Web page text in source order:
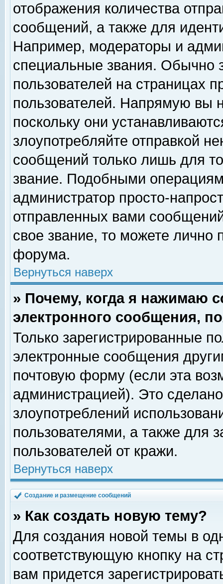
отображения количества
сообщений, а также для
Например, модераторы и
специальные звания. Обычно
пользователей на страницах
пользователей. Напрямую вы
поскольку они
злоупотребляйте отправкой
сообщений только лишь для
звание. Подобными
администратор просто-
отправленных вами
свое звание, то можете лично
форума.
Вернуться наверх
» Почему, когда я нажимаю
электронного сообщения,
Только зарегистрированные
электронные сообщения
почтовую форму (если эта
администрацией). Это
злоупотреблений
пользователями, а также для
пользователей от кражи.
Вернуться наверх
Создание и размещение сообщений
» Как создать новую тему?
Для создания новой темы в
соответствующую кнопку на
вам придется